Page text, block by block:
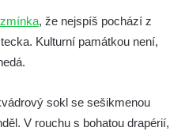
Hluboká
zmínka, že nejspíš pochází z
Kulturní památkou není,
sokl se sešikmenou
V rouchu s bohatou drapérií,